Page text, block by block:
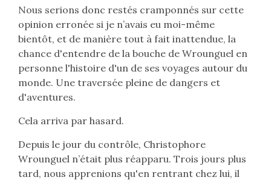
Nous serions donc restés cramponnés sur cette
opinion erronée si je n’avais eu moi-même
bientôt, et de manière tout à fait inattendue, la
chance d'entendre de la bouche de Wrounguel en
personne l'histoire d'un de ses voyages autour du
monde. Une traversée pleine de dangers et
d'aventures.
Cela arriva par hasard.
Depuis le jour du contrôle, Christophore
Wrounguel n’était plus réapparu. Trois jours plus
tard, nous apprenions qu'en rentrant chez lui, il